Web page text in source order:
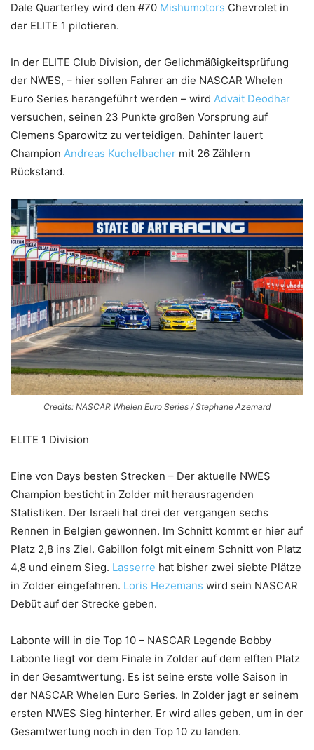
Dale Quarterley wird den #70 Mishumotors Chevrolet in
der ELITE 1 pilotieren.
In der ELITE Club Division, der Gelichmäßigkeitsprüfung
der NWES, – hier sollen Fahrer an die NASCAR Whelen
Euro Series herangeführt werden – wird Advait Deodhar
versuchen, seinen 23 Punkte großen Vorsprung auf
Clemens Sparowitz zu verteidigen. Dahinter lauert
Champion Andreas Kuchelbacher mit 26 Zählern
Rückstand.
Credits: NASCAR Whelen Euro Series / Stephane Azemard
ELITE 1 Division
Eine von Days besten Strecken – Der aktuelle NWES
Champion besticht in Zolder mit herausragenden
Statistiken. Der Israeli hat drei der vergangen sechs
Rennen in Belgien gewonnen. Im Schnitt kommt er hier auf
Platz 2,8 ins Ziel. Gabillon folgt mit einem Schnitt von Platz
4,8 und einem Sieg. Lasserre hat bisher zwei siebte Plätze
in Zolder eingefahren. Loris Hezemans wird sein NASCAR
Debüt auf der Strecke geben.
Labonte will in die Top 10 – NASCAR Legende Bobby
Labonte liegt vor dem Finale in Zolder auf dem elften Platz
in der Gesamtwertung. Es ist seine erste volle Saison in
der NASCAR Whelen Euro Series. In Zolder jagt er seinem
ersten NWES Sieg hinterher. Er wird alles geben, um in der
Gesamtwertung noch in den Top 10 zu landen.